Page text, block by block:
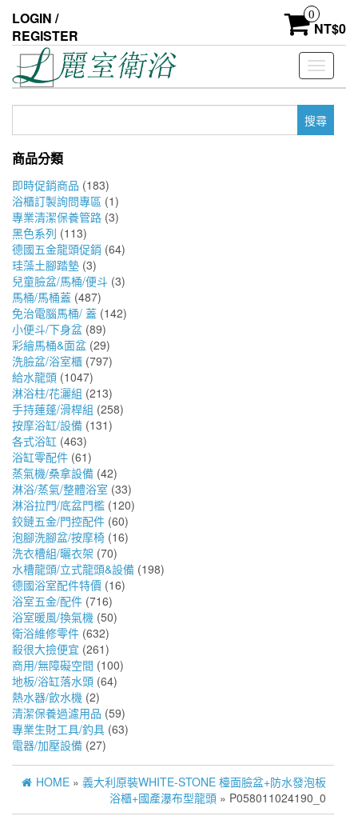
the
content
LOGIN /
REGISTER
0
NT$0
Toggle
鍵
商品分類
即時促銷商品 (183)
浴櫃訂製詢問專區 (1)
專業清潔保養管路 (3)
黑色系列 (113)
德國五金龍頭促銷 (64)
珪藻土腳踏墊 (3)
兒童臉盆/馬桶/便斗 (3)
馬桶/馬桶蓋 (487)
免治電腦馬桶/ 蓋 (142)
小便斗/下身盆 (89)
彩繪馬桶&面盆 (29)
洗臉盆/浴室櫃 (797)
給水龍頭 (1047)
淋浴柱/花灑組 (213)
手持蓮蓬/滑桿組 (258)
按摩浴缸/設備 (131)
各式浴缸 (463)
浴缸零配件 (61)
蒸氣機/桑拿設備 (42)
淋浴/蒸氣/整體浴室 (33)
淋浴拉門/底盆門檻 (120)
鉸鏈五金/門控配件 (60)
泡腳洗腳盆/按摩椅 (16)
洗衣槽組/曬衣架 (70)
水槽龍頭/立式龍頭&設備 (198)
德國浴室配件特價 (16)
浴室五金/配件 (716)
浴室暖風/換氣機 (50)
衛浴維修零件 (632)
殺很大撿便宜 (261)
商用/無障礙空間 (100)
地板/浴缸落水頭 (64)
熱水器/飲水機 (2)
清潔保養過濾用品 (59)
專業生財工具/釣具 (63)
電器/加壓設備 (27)
HOME » 義大利原裝WHITE-STONE 檯面臉盆+防水發泡板
浴櫃+國產瀑布型龍頭 » P058011024190_0